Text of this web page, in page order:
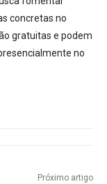
concretas no
gratuitas e podem
no
Próximo artigo